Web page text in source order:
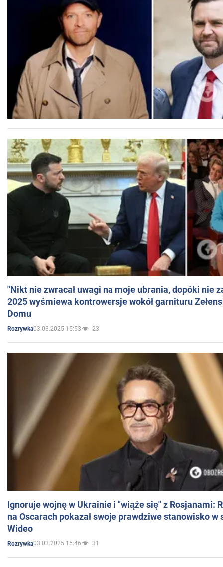
"Nikt nie zwracał uwagi na moje ubrania, dopóki nie
2025 wyśmiewa kontrowersje wokół garnituru
Domu
Rozrywka03.03.2025 15:53 23
Ignoruje wojnę w Ukrainie i "wiąże się" z Rosjanami:
na Oscarach pokazał swoje prawdziwe stanowisko w
Wideo
Rozrywka03.03.2025 15:46 31